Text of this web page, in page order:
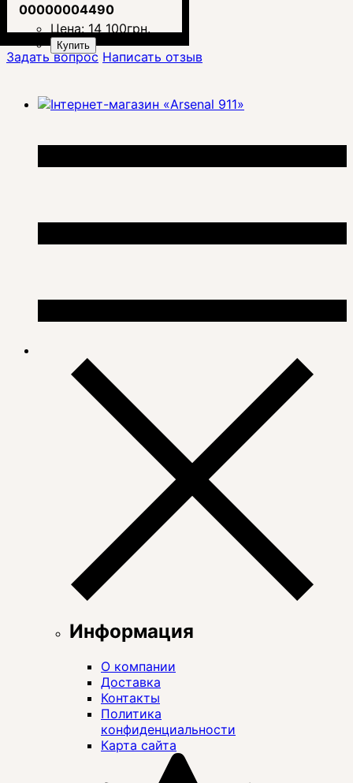
00000004490
Цена: 14 100грн.
Купить
Задать вопрос Написать отзыв
Информация
О компании
Доставка
Контакты
Политика
конфиденциальности
Карта сайта